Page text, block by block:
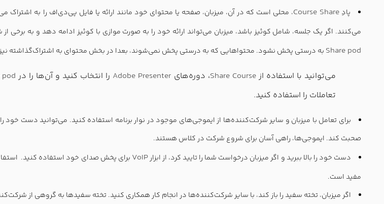
پادِCourse Share، محلی است که در آن، میزبان، صفحه یا محتوای خود مانند ارائه یا فایل پی‌دی‌اف را به اشتراک
می‌کنند. اگر یک جلسه، شامل کوئیز باشد، میزبان می‌تواند ارائه خود را به صورت موازی با کوئیز ادامه دهد و به
Share pod به درستی پخش نشود. محتواهایی که به درستی پخش نمي‌شوند‌،‌ بعدا در بخش محتوای به اشتراک‌گذاشته
می‌توانید با استفاده ازShare Course، دوره‌های Adobe Presenter را انتخاب کنید و آن‌ها را درpod
تعاملات را استفاده کنید.
برای تعامل با میزبان و سایر شرکت‌کننده‌ها از ایموجی‌های موجود در نوار برنامه استفاده کنید. می‌توانید دست خود را
صحبت کند. ایموجی‌ها، راهی آسان برای شروع شرکت در کلاس هستند.
دست خود را بالا ببرید و اگر میزبان درخواست شما را تایید کرد، از ابزارVoIP برای پخش صدای خود استفاده کنید.
مفید است.
اگر میزبان، تخته سفید را باز کند، با سایر شرکت‌کننده‌ها در انجام کار همکاری کنید. تخته سفیدها به گروهی از